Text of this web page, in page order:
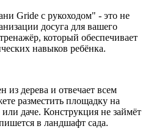
Gride с рукоходом" - это не
досуга для вашего
который обеспечивает
навыков ребёнка.
из дерева и отвечает всем
разместить площадку на
даче. Конструкция не займёт
в ландшафт сада.